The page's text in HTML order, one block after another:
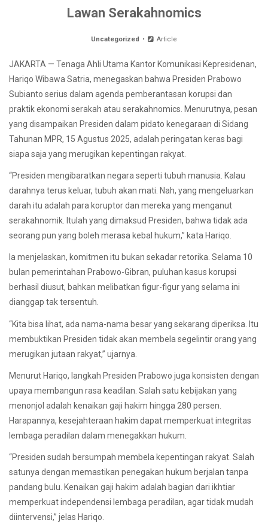
Lawan Serakahnomics
Uncategorized Article
JAKARTA — Tenaga Ahli Utama Kantor Komunikasi Kepresidenan,
Hariqo Wibawa Satria, menegaskan bahwa Presiden Prabowo
Subianto serius dalam agenda pemberantasan korupsi dan
praktik ekonomi serakah atau serakahnomics. Menurutnya, pesan
yang disampaikan Presiden dalam pidato kenegaraan di Sidang
Tahunan MPR, 15 Agustus 2025, adalah peringatan keras bagi
siapa saja yang merugikan kepentingan rakyat.
“Presiden mengibaratkan negara seperti tubuh manusia. Kalau
darahnya terus keluar, tubuh akan mati. Nah, yang mengeluarkan
darah itu adalah para koruptor dan mereka yang menganut
serakahnomik. Itulah yang dimaksud Presiden, bahwa tidak ada
seorang pun yang boleh merasa kebal hukum,” kata Hariqo.
Ia menjelaskan, komitmen itu bukan sekadar retorika. Selama 10
bulan pemerintahan Prabowo-Gibran, puluhan kasus korupsi
berhasil diusut, bahkan melibatkan figur-figur yang selama ini
dianggap tak tersentuh.
“Kita bisa lihat, ada nama-nama besar yang sekarang diperiksa. Itu
membuktikan Presiden tidak akan membela segelintir orang yang
merugikan jutaan rakyat,” ujarnya.
Menurut Hariqo, langkah Presiden Prabowo juga konsisten dengan
upaya membangun rasa keadilan. Salah satu kebijakan yang
menonjol adalah kenaikan gaji hakim hingga 280 persen.
Harapannya, kesejahteraan hakim dapat memperkuat integritas
lembaga peradilan dalam menegakkan hukum.
“Presiden sudah bersumpah membela kepentingan rakyat. Salah
satunya dengan memastikan penegakan hukum berjalan tanpa
pandang bulu. Kenaikan gaji hakim adalah bagian dari ikhtiar
memperkuat independensi lembaga peradilan, agar tidak mudah
diintervensi,” jelas Hariqo.